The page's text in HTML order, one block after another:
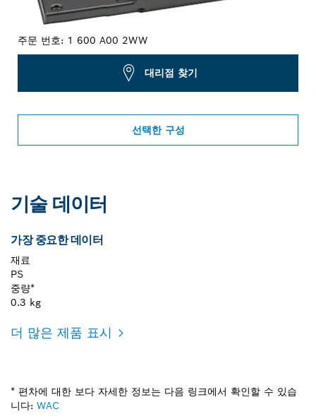
주문 번호: 1 600 A00 2WW
대리점 찾기
선택한 구성
기술 데이터
가장 중요한 데이터
재료
PS
중량*
0.3 kg
더 많은 제품 표시
* 편차에 대한 보다 자세한 정보는 다음 링크에서 확인할 수 있습
니다: WAC